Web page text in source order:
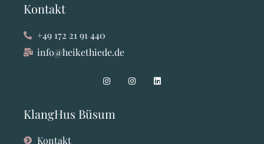
Kontakt
+49 172 21 91 440
info@heikethiede.de
KlangHus Büsum
Kontakt